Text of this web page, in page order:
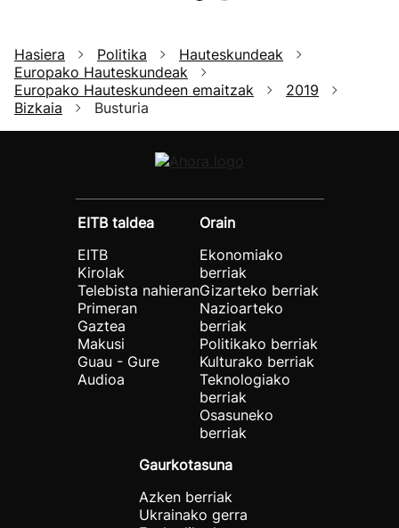
Hasiera Politika
Hauteskundeak
Europako Hauteskundeak
Europako Hauteskundeen emaitzak
2019
Bizkaia
Busturia
EITB taldea
EITB
Kirolak
Telebista nahieran
Primeran
Gaztea
Makusi
Guau - Gure
Audioa
Orain
Ekonomiako
berriak
Gizarteko berriak
Nazioarteko
berriak
Politikako berriak
Kulturako berriak
Teknologiako
berriak
Osasuneko
berriak
Gaurkotasuna
Azken berriak
Ukrainako gerra